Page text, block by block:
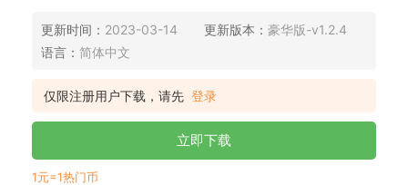
更新时间： 2023-03-14 更新版本： 豪华版-v1.2.4
语言： 简体中文
仅限注册用户下载，请先 登录
立即下载
1元=1热门币